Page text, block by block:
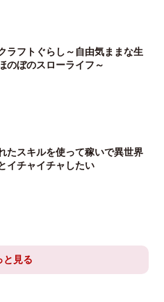
ラフトぐらし～自由気ままな生
のぼのスローライフ～
たスキルを使って稼いで異世界
イチャイチャしたい
と見る